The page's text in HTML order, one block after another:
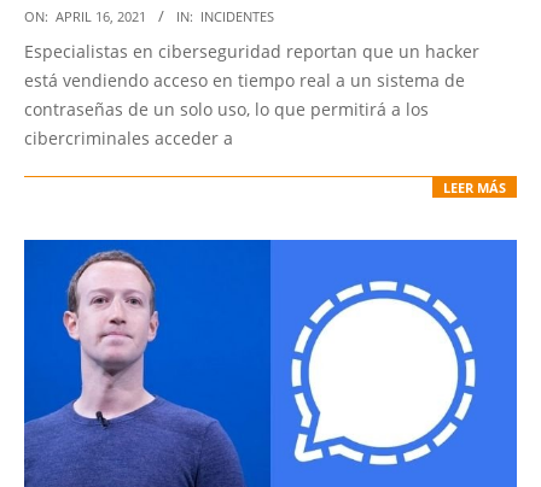
2021-
04-
ON: APRIL 16, 2021 IN: INCIDENTES
Especialistas en ciberseguridad reportan que un hacker
está vendiendo acceso en tiempo real a un sistema de
contraseñas de un solo uso, lo que permitirá a los
cibercriminales acceder a
LEER MÁS